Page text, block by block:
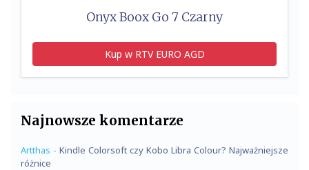
Onyx Boox Go 7 Czarny
Kup w RTV EURO AGD
Najnowsze komentarze
Artthas - Kindle Colorsoft czy Kobo Libra Colour? Najważniejsze
różnice